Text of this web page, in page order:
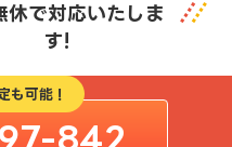
休で対応いたしま
す!
も可能！
842